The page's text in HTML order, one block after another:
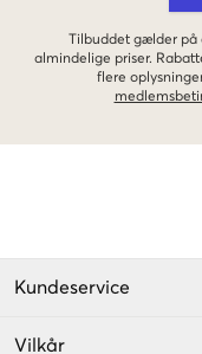
Tilbuddet gælder på
almindelige priser.
flere
Kundeservice
Vilkår